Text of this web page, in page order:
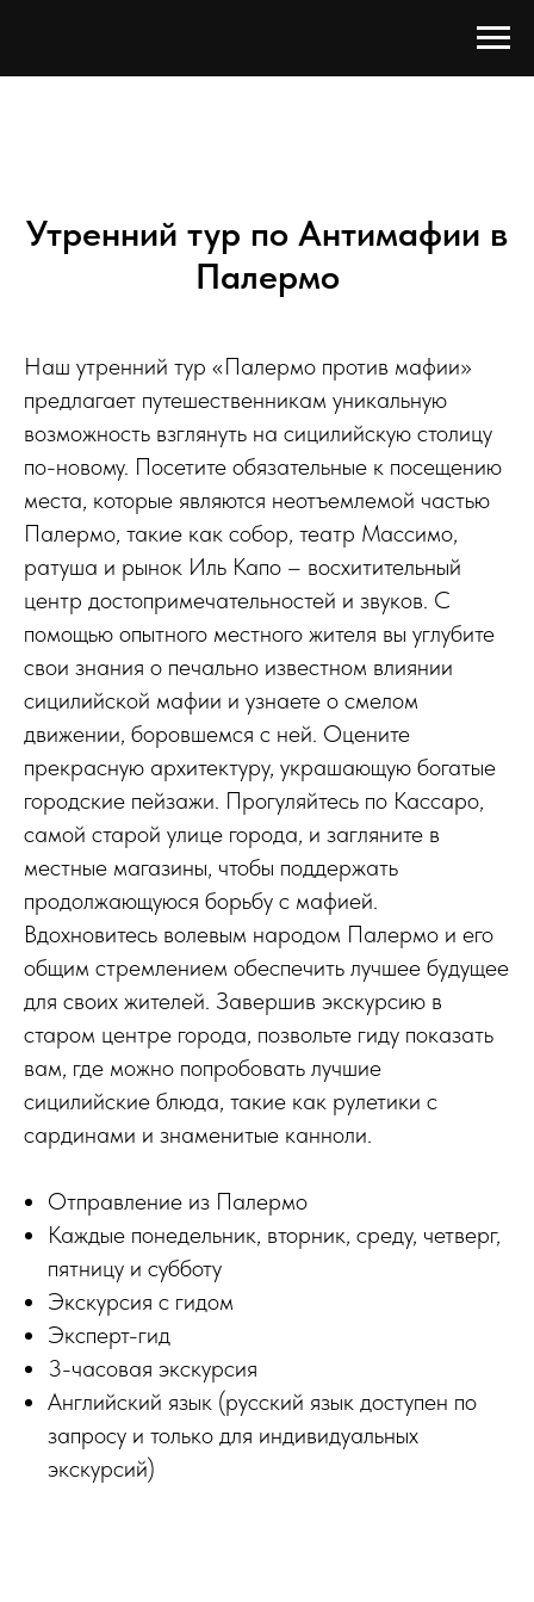
Утренний тур по Антимафии в
Палермо
Наш утренний тур «Палермо против мафии»
предлагает путешественникам уникальную
возможность взглянуть на сицилийскую столицу
по-новому. Посетите обязательные к посещению
места, которые являются неотъемлемой частью
Палермо, такие как собор, театр Массимо,
ратуша и рынок Иль Капо – восхитительный
центр достопримечательностей и звуков. С
помощью опытного местного жителя вы углубите
свои знания о печально известном влиянии
сицилийской мафии и узнаете о смелом
движении, боровшемся с ней. Оцените
прекрасную архитектуру, украшающую богатые
городские пейзажи. Прогуляйтесь по Кассаро,
самой старой улице города, и загляните в
местные магазины, чтобы поддержать
продолжающуюся борьбу с мафией.
Вдохновитесь волевым народом Палермо и его
общим стремлением обеспечить лучшее будущее
для своих жителей. Завершив экскурсию в
старом центре города, позвольте гиду показать
вам, где можно попробовать лучшие
сицилийские блюда, такие как рулетики с
сардинами и знаменитые канноли.
Отправление из Палермо
Каждые понедельник, вторник, среду, четверг,
пятницу и субботу
Экскурсия с гидом
Эксперт-гид
3-часовая экскурсия
Английский язык (русский язык доступен по
запросу и только для индивидуальных
экскурсий)